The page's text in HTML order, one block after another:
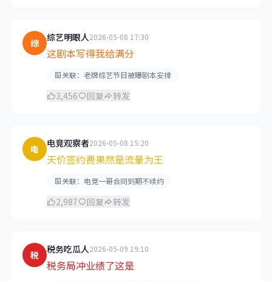
综 综艺明眼人2026-05-08 17:30
这剧本写得我给满分
关联：老牌综艺节目被曝剧本安排
3,456 回复 转发
电 电竞观察者2026-05-08 15:20
天价签约费果然是流量为王
关联：电竞一哥合同到期不续约
2,987 回复 转发
税 税务吃瓜人2026-05-09 19:10
税务局冲业绩了这是